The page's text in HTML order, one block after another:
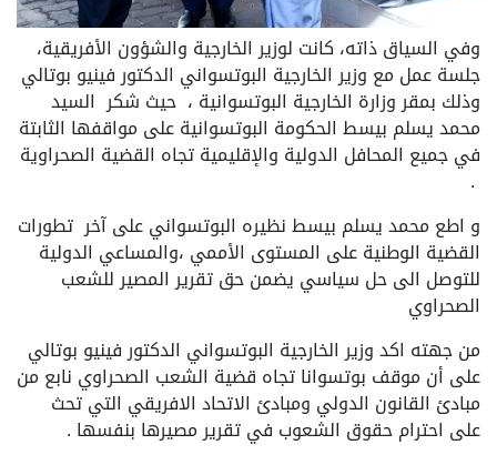
وفي السياق ذاته، كانت لوزير الخارجية والشؤون الأفريقية،
جلسة عمل مع وزير الخارجية البوتسواني الدكتور فينيو بوتالي
وذلك بمقر وزارة الخارجية البوتسوانية ، حيث شكر السيد
محمد يسلم بيسط الحكومة البوتسوانية على مواقفها الثابتة
في جميع المحافل الدولية والإقليمية تجاه القضية الصحراوية
.
و اطع محمد يسلم بيسط نظيره البوتسواني على آخر تطورات
القضية الوطنية على المستوى الأممي ،والمساعي الدولية
للتوصل الى حل سياسي يضمن حق تقرير المصير للشعب
الصحراوي
من جهته اكد وزير الخارجية البوتسواني الدكتور فينيو بوتالي
على أن موقف بوتسوانا تجاه قضية الشعب الصحراوي نابع من
مبادئ القانون الدولي ومبادئ الاتحاد الافريقي التي تحث
على احترام حقوق الشعوب في تقرير مصيرها بنفسها .